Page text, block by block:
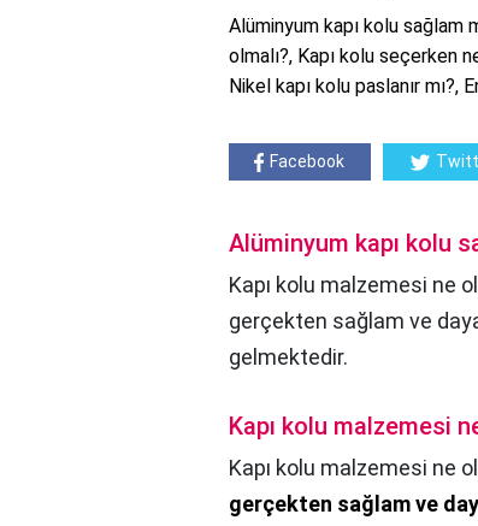
Alüminyum kapı kolu sağlam
olmalı?, Kapı kolu seçerken
Nikel kapı kolu paslanır mı?,
Facebook
Alüminyum kapı kolu
Kapı kolu malzemesi ne
gerçekten sağlam ve
gelmektedir.
Kapı kolu malzemesi
Kapı kolu malzemesi ne
gerçekten sağlam ve